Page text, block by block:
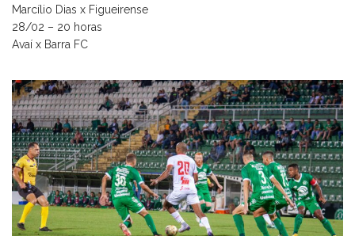
Marcílio Dias x Figueirense
28/02 – 20 horas
Avaí x Barra FC